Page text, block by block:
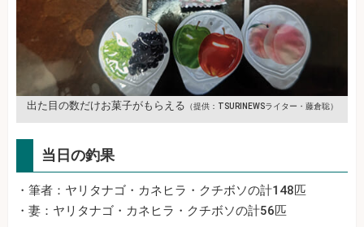
出た目の数だけお菓子がもらえる （提供：TSURINEWSライター・藤倉聡）
当日の釣果
・筆者：ヤリタナゴ・カネヒラ・クチボソの計148匹
・妻：ヤリタナゴ・カネヒラ・クチボソの計56匹